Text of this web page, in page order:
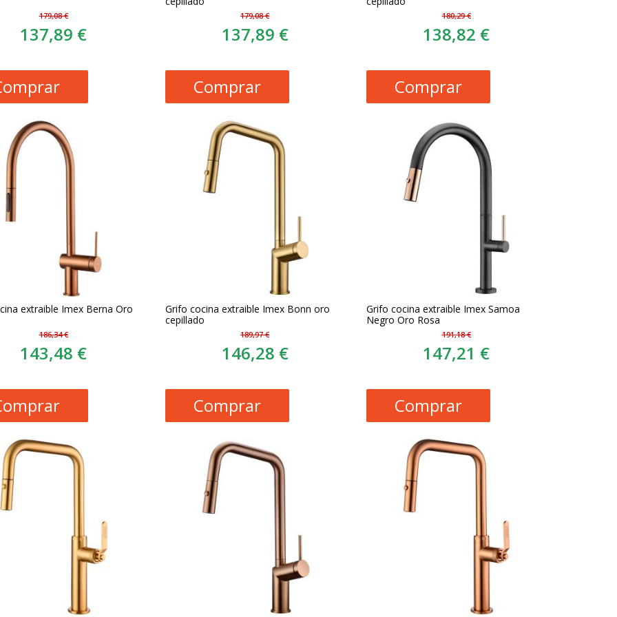
179,08 €
137,89 €
179,08 €
137,89 €
Comprar
180,29 €
138,82 €
Comprar
extraible Imex Berna Oro
186,34 €
143,48 €
Grifo cocina extraible Imex Bonn oro
cepillado
189,97 €
146,28 €
Comprar
Grifo cocina extraible Imex Samoa
Negro Oro Rosa
191,18 €
147,21 €
Comprar